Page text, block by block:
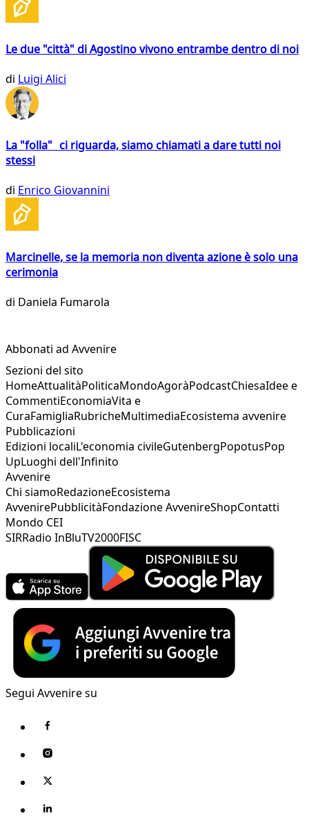
Le due "città" di Agostino vivono entrambe dentro di noi
di Luigi Alici
La "folla" ci riguarda, siamo chiamati a dare tutti noi
stessi
di Enrico Giovannini
Marcinelle, se la memoria non diventa azione è solo una
cerimonia
di Daniela Fumarola
Abbonati ad Avvenire
Sezioni del sito
HomeAttualitàPoliticaMondoAgoràPodcastChiesaIdee e
CommentiEconomiaVita e
CuraFamigliaRubricheMultimediaEcosistema avvenire
Pubblicazioni
Edizioni localiL'economia civileGutenbergPopotusPop
UpLuoghi dell'Infinito
Avvenire
Chi siamoRedazioneEcosistema
AvvenirePubblicitàFondazione AvvenireShopContatti
Mondo CEI
SIRRadio InBluTV2000FISC
Segui Avvenire su